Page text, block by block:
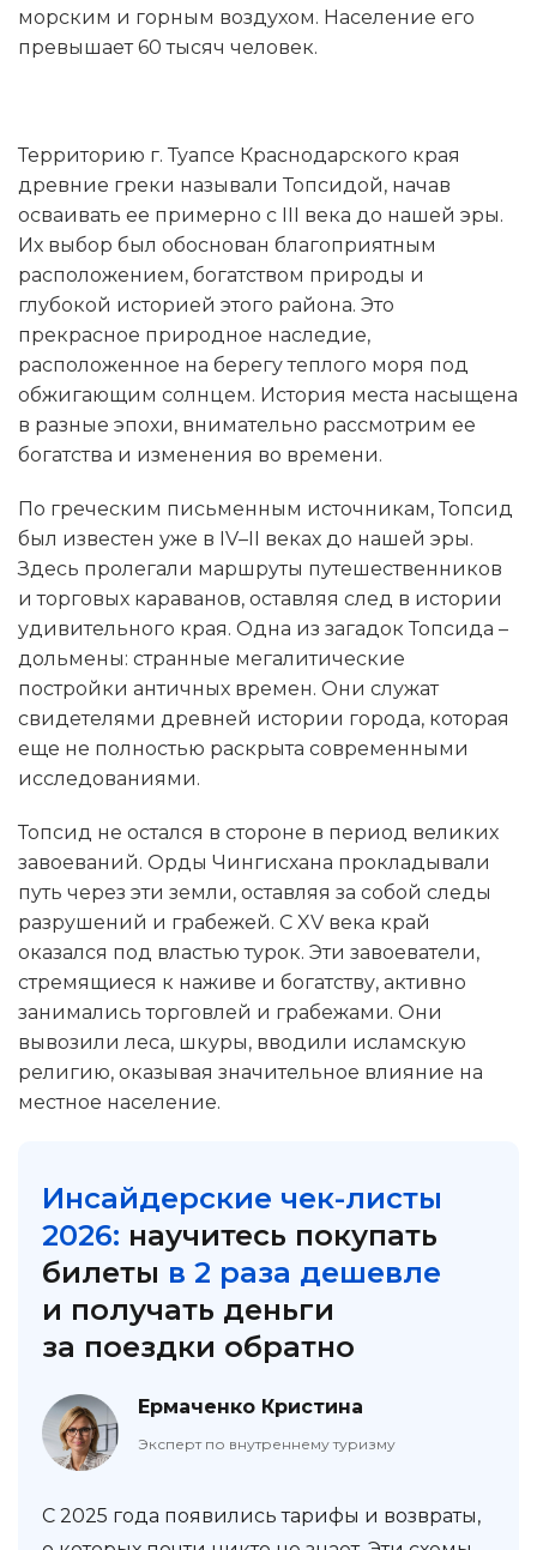
морским и горным воздухом. Население его
превышает 60 тысяч человек.
Территорию г. Туапсе Краснодарского края
древние греки называли Топсидой, начав
осваивать ее примерно с III века до нашей эры.
Их выбор был обоснован благоприятным
расположением, богатством природы и
глубокой историей этого района. Это
прекрасное природное наследие,
расположенное на берегу теплого моря под
обжигающим солнцем. История места насыщена
в разные эпохи, внимательно рассмотрим ее
богатства и изменения во времени.
По греческим письменным источникам, Топсид
был известен уже в IV–II веках до нашей эры.
Здесь пролегали маршруты путешественников
и торговых караванов, оставляя след в истории
удивительного края. Одна из загадок Топсида –
дольмены: странные мегалитические
постройки античных времен. Они служат
свидетелями древней истории города, которая
еще не полностью раскрыта современными
исследованиями.
Топсид не остался в стороне в период великих
завоеваний. Орды Чингисхана прокладывали
путь через эти земли, оставляя за собой следы
разрушений и грабежей. С XV века край
оказался под властью турок. Эти завоеватели,
стремящиеся к наживе и богатству, активно
занимались торговлей и грабежами. Они
вывозили леса, шкуры, вводили исламскую
религию, оказывая значительное влияние на
местное население.
Инсайдерские чек-листы
2026: научитесь покупать
билеты в 2 раза дешевле
и получать деньги
за поездки обратно
Ермаченко Кристина
Эксперт по внутреннему туризму
С 2025 года появились тарифы и возвраты,